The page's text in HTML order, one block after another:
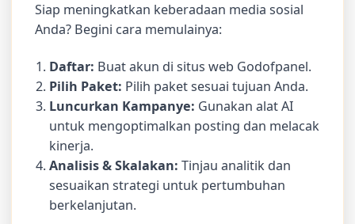
Siap meningkatkan keberadaan media sosial
Anda? Begini cara memulainya:
Daftar: Buat akun di situs web Godofpanel.
Pilih Paket: Pilih paket sesuai tujuan Anda.
Luncurkan Kampanye: Gunakan alat AI
untuk mengoptimalkan posting dan melacak
kinerja.
Analisis & Skalakan: Tinjau analitik dan
sesuaikan strategi untuk pertumbuhan
berkelanjutan.